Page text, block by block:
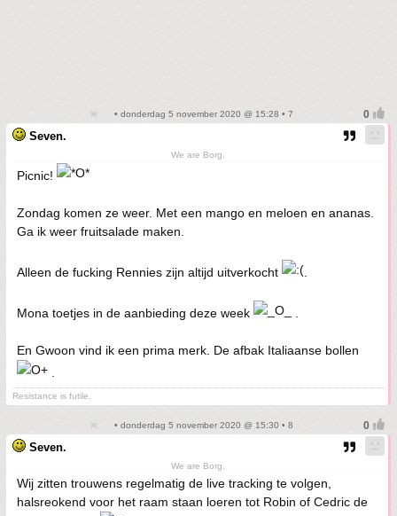
• donderdag 5 november 2020 @ 15:28 • 7
Seven.
We are Borg.
Picnic!
Zondag komen ze weer. Met een mango en meloen en ananas.
Ga ik weer fruitsalade maken.
Alleen de fucking Rennies zijn altijd uitverkocht
Mona toetjes in de aanbieding deze week
En Gwoon vind ik een prima merk. De afbak Italiaanse bollen
Resistance is futile.
• donderdag 5 november 2020 @ 15:30 • 8
Seven.
We are Borg.
Wij zitten trouwens regelmatig de live tracking te volgen,
halsreokend voor het raam staan loeren tot Robin of Cedric de